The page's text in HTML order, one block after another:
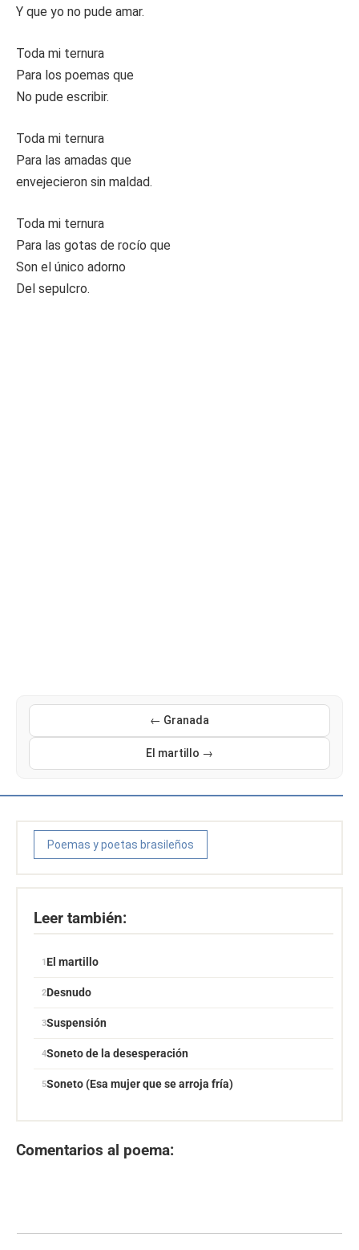
Y que yo no pude amar.
Toda mi ternura
Para los poemas que
No pude escribir.
Toda mi ternura
Para las amadas que
envejecieron sin maldad.
Toda mi ternura
Para las gotas de rocío que
Son el único adorno
Del sepulcro.
← Granada
El martillo →
Poemas y poetas brasileños
Leer también:
El martillo
Desnudo
Suspensión
Soneto de la desesperación
Soneto (Esa mujer que se arroja fría)
Comentarios al poema: